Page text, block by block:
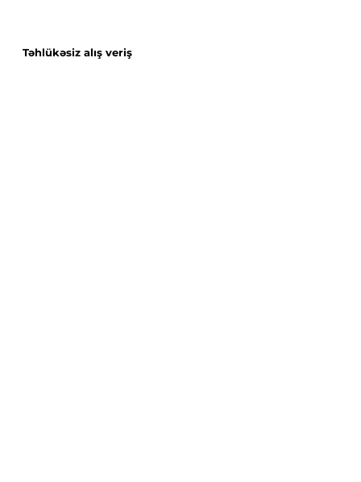
Təhlükəsiz alış veriş